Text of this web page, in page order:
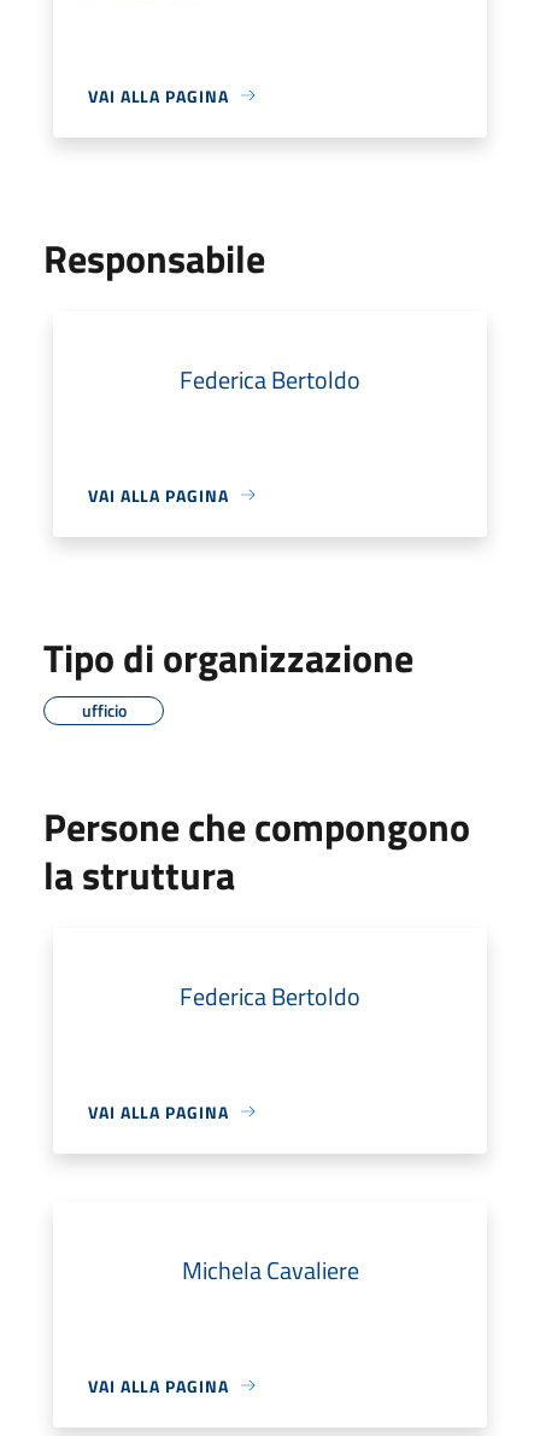
VAI ALLA PAGINA
Responsabile
Federica Bertoldo
VAI ALLA PAGINA
Tipo di organizzazione
ufficio
Persone che compongono
la struttura
Federica Bertoldo
VAI ALLA PAGINA
Michela Cavaliere
VAI ALLA PAGINA